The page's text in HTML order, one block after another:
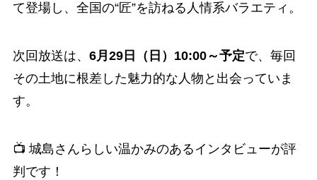
て登場し、全国の“匠”を訪ねる人情系バラエティ。
次回放送は、 6月29日（日）10:00～予定で、毎回
その土地に根差した魅力的な人物と出会っていま
す。
📺 城島さんらしい温かみのあるインタビューが評
判です！